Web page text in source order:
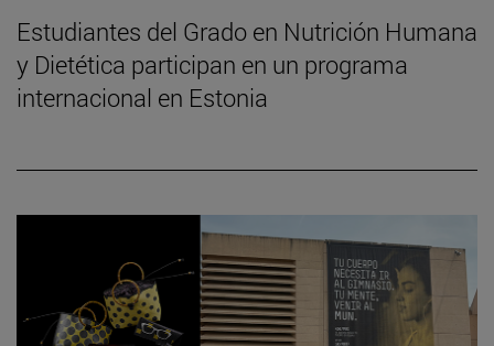
Estudiantes del Grado en Nutrición Humana
y Dietética participan en un programa
internacional en Estonia